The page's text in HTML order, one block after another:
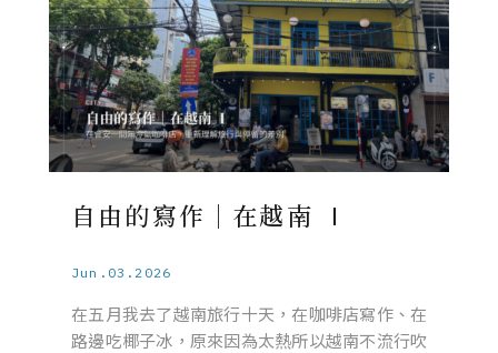
自由的寫作｜在越南 Ⅰ
Jun.03.2026
在五月我去了越南旅行十天，在咖啡店寫作、在
路邊吃椰子冰，原來因為太熱所以越南不流行吹